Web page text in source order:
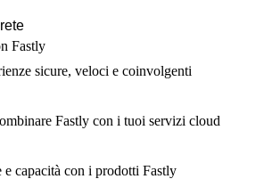
Fastly
sicure, veloci e coinvolgenti
Fastly con i tuoi servizi cloud
capacità con i prodotti Fastly